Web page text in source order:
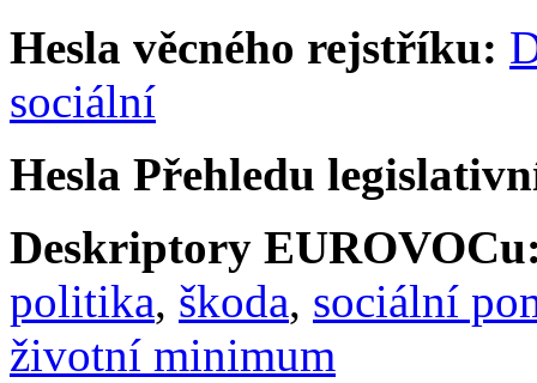
Hesla věcného rejstříku:
sociální
Hesla Přehledu
Deskriptory
politika, škoda, sociální
životní minimum